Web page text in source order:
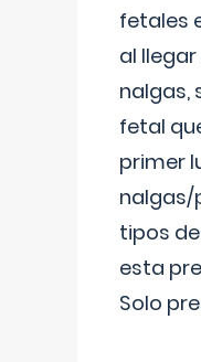
fetales
al
nalgas,
fetal
primer
nalgas/
tipos
esta
Solo